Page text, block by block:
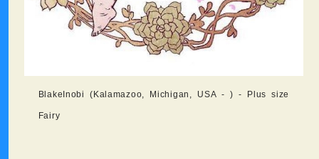
BlakeInobi (Kalamazoo, Michigan, USA - ) - Plus size
Fairy